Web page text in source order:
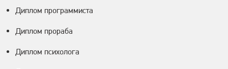
Диплом программиста
Диплом прораба
Диплом психолога